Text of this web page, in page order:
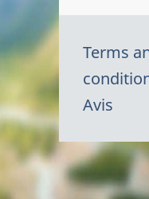
Terms
Avis